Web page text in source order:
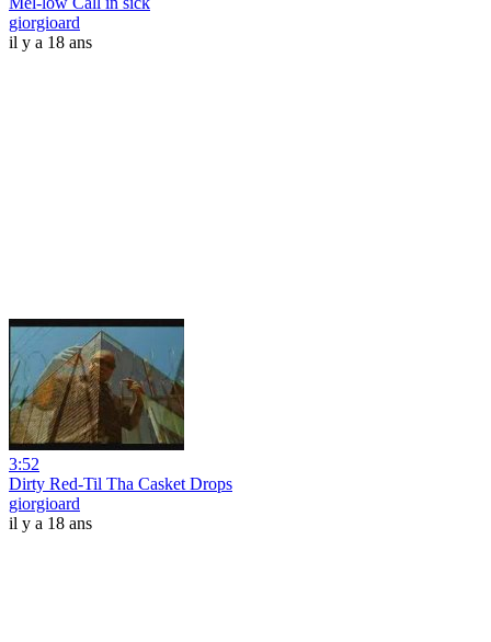
giorgioard
il y a 18 ans
3:52
Dirty Red-Til Tha Casket Drops
giorgioard
il y a 18 ans